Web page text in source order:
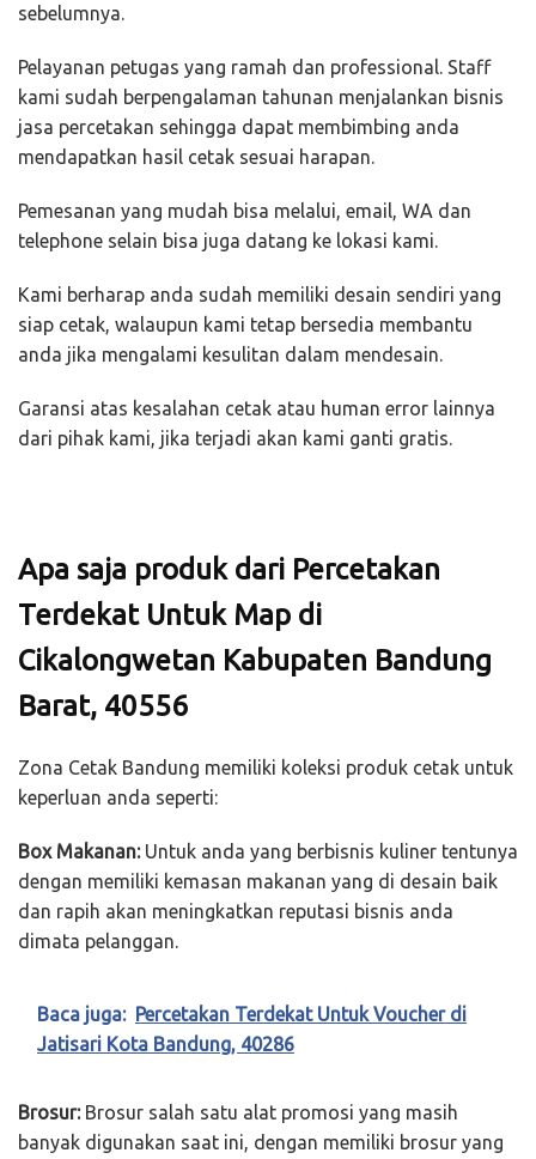
sebelumnya.
Pelayanan petugas yang ramah dan professional. Staff
kami sudah berpengalaman tahunan menjalankan bisnis
jasa percetakan sehingga dapat membimbing anda
mendapatkan hasil cetak sesuai harapan.
Pemesanan yang mudah bisa melalui, email, WA dan
telephone selain bisa juga datang ke lokasi kami.
Kami berharap anda sudah memiliki desain sendiri yang
siap cetak, walaupun kami tetap bersedia membantu
anda jika mengalami kesulitan dalam mendesain.
Garansi atas kesalahan cetak atau human error lainnya
dari pihak kami, jika terjadi akan kami ganti gratis.
Apa saja produk dari Percetakan
Terdekat Untuk Map di
Cikalongwetan Kabupaten Bandung
Barat, 40556
Zona Cetak Bandung memiliki koleksi produk cetak untuk
keperluan anda seperti:
Box Makanan:Untuk anda yang berbisnis kuliner tentunya
dengan memiliki kemasan makanan yang di desain baik
dan rapih akan meningkatkan reputasi bisnis anda
dimata pelanggan.
Baca juga: Percetakan Terdekat Untuk Voucher di
Jatisari Kota Bandung, 40286
Brosur:Brosur salah satu alat promosi yang masih
banyak digunakan saat ini, dengan memiliki brosur yang